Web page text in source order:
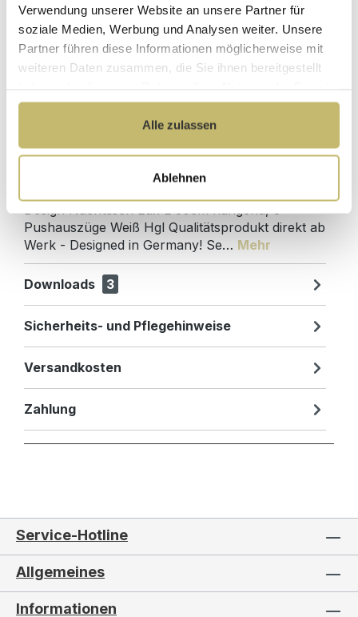
Verwendung unserer Website an unsere Partner für
soziale Medien, Werbung und Analysen weiter. Unsere
Partner führen diese Informationen möglicherweise mit
weiteren Daten zusammen, die Sie ihnen bereitgestellt
gesammelt haben.
Alle zulassen
Ablehnen
Bewertung
Lieferung
Designed in
Germany
1 Monat risikofreies
Rückgaberecht
Pushauszüge Weiß Hgl Qualitätsprodukt direkt ab
Werk - Designed in Germany! Se… Mehr
Downloads 3
Sicherheits- und Pflegehinweise
Versandkosten
Zahlung
Service-Hotline
Allgemeines
Informationen